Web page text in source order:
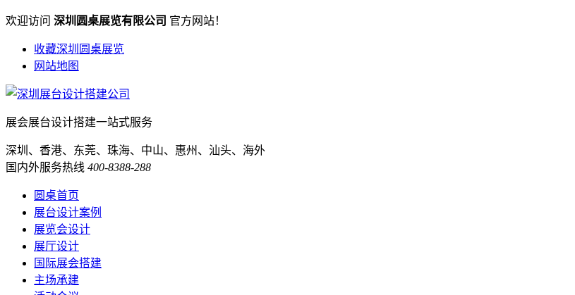
欢迎访问 深圳圆桌展览有限公司 官方网站！
收藏深圳圆桌展览
网站地图
展会展台设计搭建一站式服务
深圳、香港、东莞、珠海、中山、惠州、汕头、海外
国内外服务热线 400-8388-288
圆桌首页
展台设计案例
展览会设计
展厅设计
国际展会搭建
主场承建